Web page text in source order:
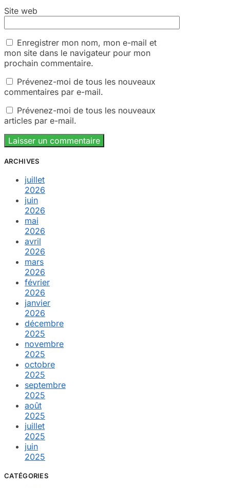
Site web
Enregistrer mon nom, mon e-mail et
mon site dans le navigateur pour mon
prochain commentaire.
Prévenez-moi de tous les nouveaux
commentaires par e-mail.
Prévenez-moi de tous les nouveaux
articles par e-mail.
ARCHIVES
juillet
2026
juin
2026
mai
2026
avril
2026
mars
2026
février
2026
janvier
2026
décembre
2025
novembre
2025
octobre
2025
septembre
2025
août
2025
juillet
2025
juin
2025
CATÉGORIES